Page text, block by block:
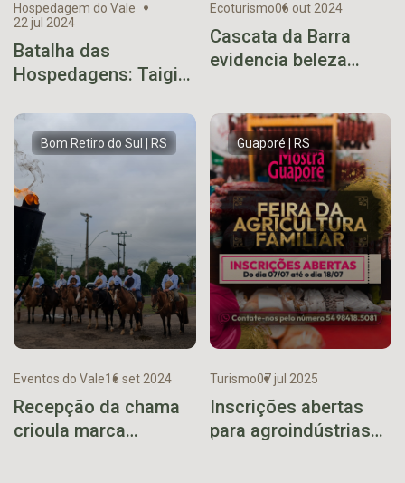
Hospedagem do Vale
22 jul 2024
Batalha das
Hospedagens: Taigi
maior votação na
segunda rodada
Ecoturismo06 out 2024
Cascata da Barra
evidencia beleza
Bom Retiro do Sul | RS
Eventos do Vale16 set 2024
Recepção da chama
crioula marca
Guaporé | RS
Turismo07 jul 2025
Inscrições abertas
para agroindústrias